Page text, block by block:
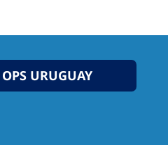
URUGUAY